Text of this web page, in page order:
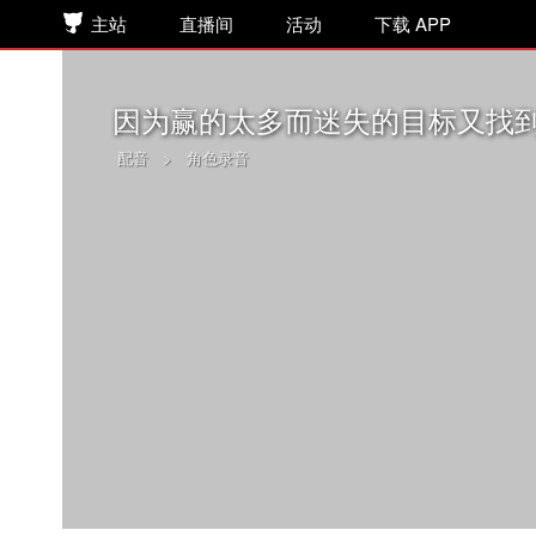
主站 直播间 活动 下载 APP
因为赢的太多而迷失的目标又找
配音 > 角色录音